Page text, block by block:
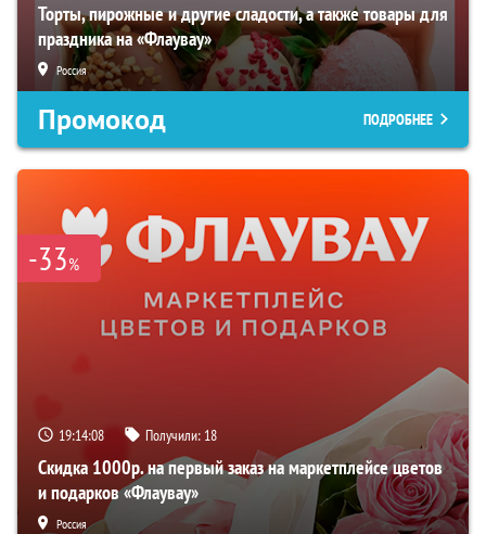
Торты, пирожные и другие сладости, а также товары для
праздника на «Флаувау»
Россия
Промокод ПОДРОБНЕЕ
-33%
19:14:07 Получили: 18
Скидка 1000р. на первый заказ на маркетплейсе цветов
и подарков «Флаувау»
Россия